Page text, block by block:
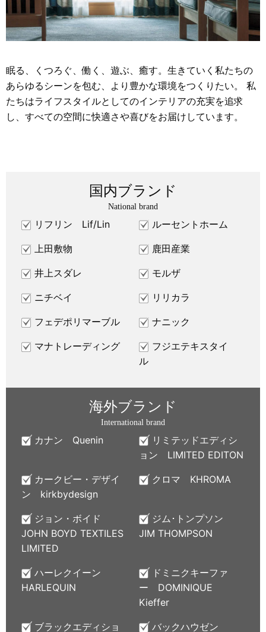
眠る、くつろぐ、働く、遊ぶ、癒す。生きていく私たちの
あらゆるシーンを包む、より豊かな環境をつくりたい。 私
たちはライフスタイルとしてのインテリアの充実を追求
し、すべての空間に快適さや喜びをお届けしています。
国内ブランド
National brand
リフリン Lif/Lin ルーセントホーム
上田敷物 鹿田産業
井上スダレ モルザ
ニチベイ リリカラ
フェデポリマーブル ナニック
マナトレーディング
フジエテキスタイ
ル
海外ブランド
International brand
カナン Quenin
リミテッドエディシ
ョン LIMITED EDITON
カークビー・デザイ
ン kirkbydesign
クロマ KHROMA
ジョン・ボイド
JOHN BOYD TEXTILES
LIMITED
ジム･トンプソン
JIM THOMPSON
ハーレクイーン
HARLEQUIN
ドミニクキーファ
ー DOMINIQUE
Kieffer
ブラックエディショ バックハウゼン